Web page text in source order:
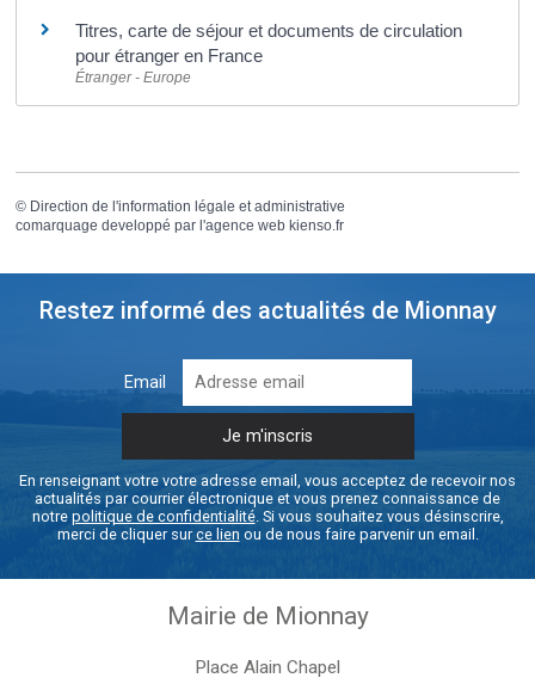
Titres, carte de séjour et documents de circulation
pour étranger en France
Étranger - Europe
© Direction de l'information légale et administrative
comarquage developpé par l'agence web kienso.fr
Restez informé des actualités de Mionnay
Email
En renseignant votre votre adresse email, vous acceptez de recevoir nos
actualités par courrier électronique et vous prenez connaissance de
notre politique de confidentialité. Si vous souhaitez vous désinscrire,
merci de cliquer surce lien ou de nous faire parvenir un email.
Mairie de Mionnay
Place Alain Chapel